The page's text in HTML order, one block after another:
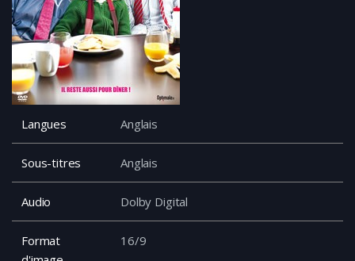
Langues Anglais
Sous-titres Anglais
Audio Dolby Digital
Format
16/9